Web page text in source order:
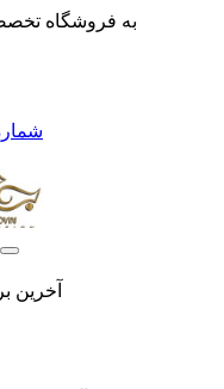
به فروشگاه
شماره
آخرین